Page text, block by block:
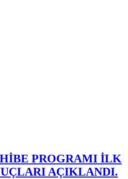
PROGRAMI İLK
AÇIKLANDI.